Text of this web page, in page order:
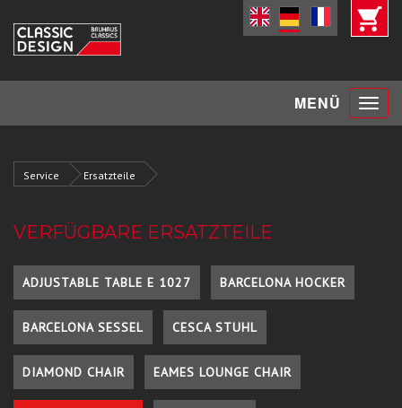
MENÜ Toggle
Service Ersatzteile
VERFÜGBARE ERSATZTEILE
ADJUSTABLE TABLE E 1027 BARCELONA HOCKER
BARCELONA SESSEL CESCA STUHL
DIAMOND CHAIR EAMES LOUNGE CHAIR